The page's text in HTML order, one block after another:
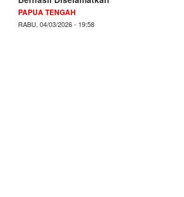
PAPUA TENGAH
RABU, 04/03/2026 - 19:58